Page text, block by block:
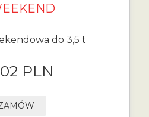
do 3,5 t
PLN